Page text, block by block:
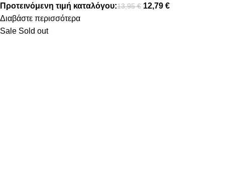
Προτεινόμενη τιμή καταλόγου:13,95€ 12,79 €
Διαβάστε περισσότερα
Sale Sold out